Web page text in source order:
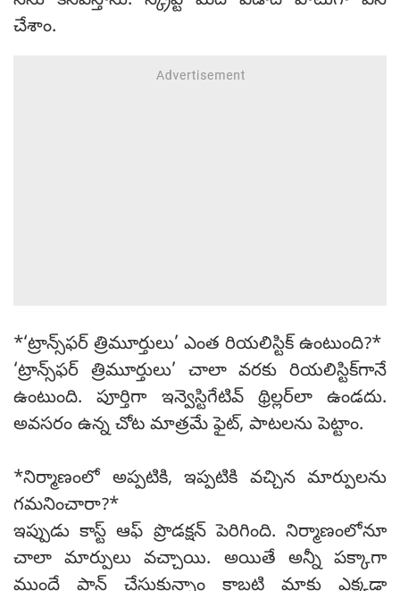
చేశాం.
*‘ట్రాన్స్‌ఫర్ త్రిమూర్తులు’ ఎంత రియలిస్టిక్ ఉంటుంది?*
‘ట్రాన్స్‌ఫర్ త్రిమూర్తులు’ చాలా వరకు రియలిస్టిక్‌గానే
ఉంటుంది. పూర్తిగా ఇన్వెస్టిగేటివ్ థ్రిల్లర్‌లా ఉండదు.
అవసరం ఉన్న చోట మాత్రమే ఫైట్, పాటలను పెట్టాం.
*నిర్మాణంలో అప్పటికి, ఇప్పటికి వచ్చిన మార్పులను
గమనించారా?*
ఇప్పుడు కాస్ట్ ఆఫ్ ప్రొడక్షన్ పెరిగింది. నిర్మాణంలోనూ
చాలా మార్పులు వచ్చాయి. అయితే అన్నీ పక్కాగా